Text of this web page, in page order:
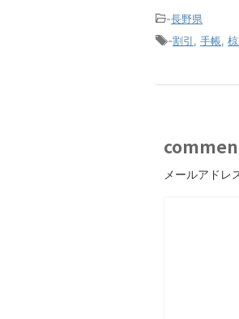
-長野県
-割引 手帳
メールアドレ